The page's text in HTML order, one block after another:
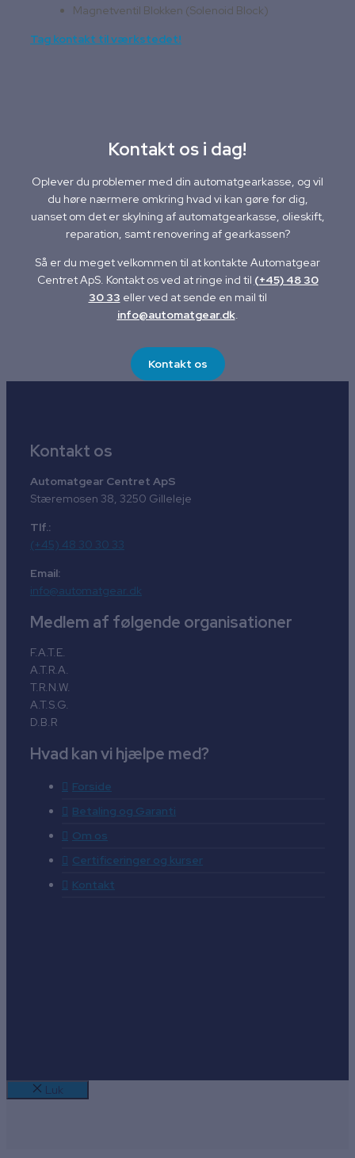
Magnetventil Blokken (Solenoid Block)
Tag kontakt til værkstedet!
Kontakt os i dag!
Oplever du problemer med din automatgearkasse, og vil
du høre nærmere omkring hvad vi kan gøre for dig,
uanset om det er skylning af automatgearkasse, olieskift,
reparation, samt renovering af gearkassen?
Så er du meget velkommen til at kontakte Automatgear
Centret ApS. Kontakt os ved at ringe ind til (+45) 48 30
30 33 eller ved at sende en mail til
info@automatgear.dk.
Kontakt os
Kontakt os
Automatgear Centret ApS
Stæremosen 38, 3250 Gilleleje
Tlf.:
(+45) 48 30 30 33
Email:
info@automatgear.dk
Medlem af følgende organisationer
F.A.T.E.
A.T.R.A.
T.R.N.W.
A.T.S.G.
D.B.R
Hvad kan vi hjælpe med?
Forside
Betaling og Garanti
Om os
Certificeringer og kurser
Kontakt
Luk